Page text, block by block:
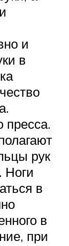
и
в
пресса.
рук
Ноги
в
в
при